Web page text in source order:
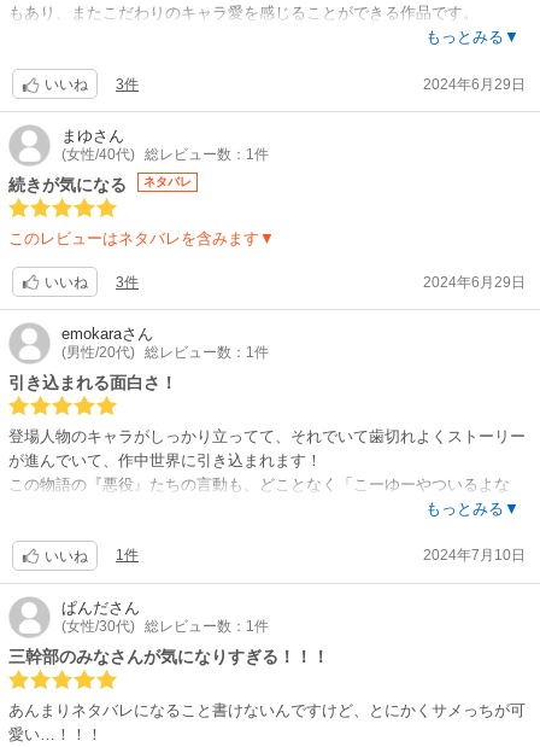
もあり、またこだわりのキャラ愛を感じることができる作品です。
それらを磨き、芯の部分は残し、表現は変われど元の美味しさ同様に楽し
ある程度は自分の想像と違う（文章のみのため情景は人それぞれ違う）部
分はあれど、基幹の部分は変わらず表現されていて、小説を読んでいた自
分の記憶•思い出を掘り返すように読めていたのもあったので、やはり絵の
力、漫画の力ってすごいなぁと思いましたw
あらためて今井先生、コミカライズおめでとうございます！
もっとみる▼
いいね 3件 2024年6月29日
まゆさん
(女性/40代) 総レビュー数：1件
続きが気になる ネタバレ
このレビューはネタバレを含みます▼
いいね 3件 2024年6月29日
emokaraさん
(男性/20代) 総レビュー数：1件
引き込まれる面白さ！
登場人物のキャラがしっかり立ってて、それでいて歯切れよくストーリー
が進んでいて、作中世界に引き込まれます！
この物語の『悪役』たちの言動も、どことなく「こーゆーやついるよな
ー...」という質感があるのも、また物語を彩るスパイスと感じました
これからが楽しみです！！
もっとみる▼
いいね 1件 2024年7月10日
ぱんださん
(女性/30代) 総レビュー数：1件
三幹部のみなさんが気になりすぎる！！！
あんまりネタバレになること書けないんですけど、とにかくサメっちが可
愛い…！！！